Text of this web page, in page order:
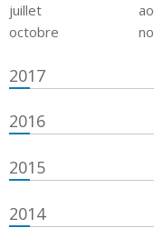
juillet
octobre
2017
2016
2015
2014